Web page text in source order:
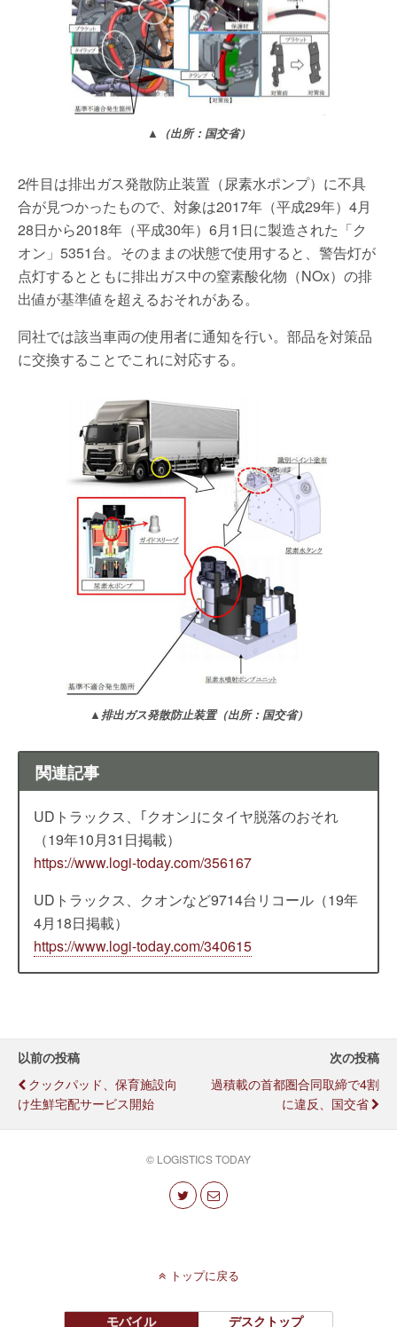
▲（出所：国交省）
2件目は排出ガス発散防止装置（尿素水ポンプ）に不具
合が見つかったもので、対象は2017年（平成29年）4月
28日から2018年（平成30年）6月1日に製造された「ク
オン」5351台。そのままの状態で使用すると、警告灯が
点灯するとともに排出ガス中の窒素酸化物（NOx）の排
出値が基準値を超えるおそれがある。
同社では該当車両の使用者に通知を行い。部品を対策品
に交換することでこれに対応する。
▲排出ガス発散防止装置（出所：国交省）
関連記事
UDトラックス、｢クオン｣にタイヤ脱落のおそれ
（19年10月31日掲載）
https://www.logi-today.com/356167
UDトラックス、クオンなど9714台リコール（19年
4月18日掲載）
https://www.logi-today.com/340615
以前の投稿
クックパッド、保育施設向
け生鮮宅配サービス開始
次の投稿
過積載の首都圏合同取締で4割
に違反、国交省
© LOGISTICS TODAY
トップに戻る
モバイル デスクトップ